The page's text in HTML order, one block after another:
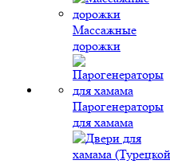
Массажные
дорожки
Парогенераторы
для хамама